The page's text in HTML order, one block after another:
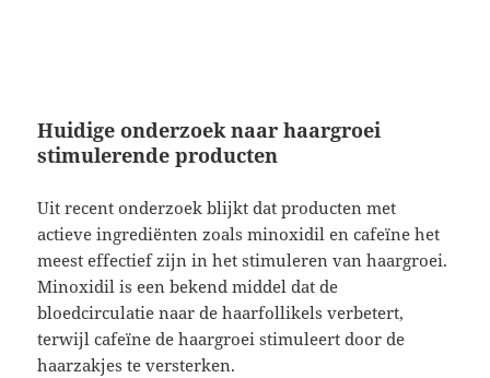
Huidige onderzoek naar haargroei
stimulerende producten
Uit recent onderzoek blijkt dat producten met
actieve ingrediënten zoals minoxidil en cafeïne het
meest effectief zijn in het stimuleren van haargroei.
Minoxidil is een bekend middel dat de
bloedcirculatie naar de haarfollikels verbetert,
terwijl cafeïne de haargroei stimuleert door de
haarzakjes te versterken.